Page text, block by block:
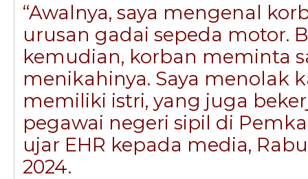
“Awalnya, saya mengenal
urusan gadai sepeda motor.
kemudian, korban meminta
menikahinya. Saya menolak
memiliki istri, yang juga
pegawai negeri sipil di
ujar EHR kepada media,
2024.